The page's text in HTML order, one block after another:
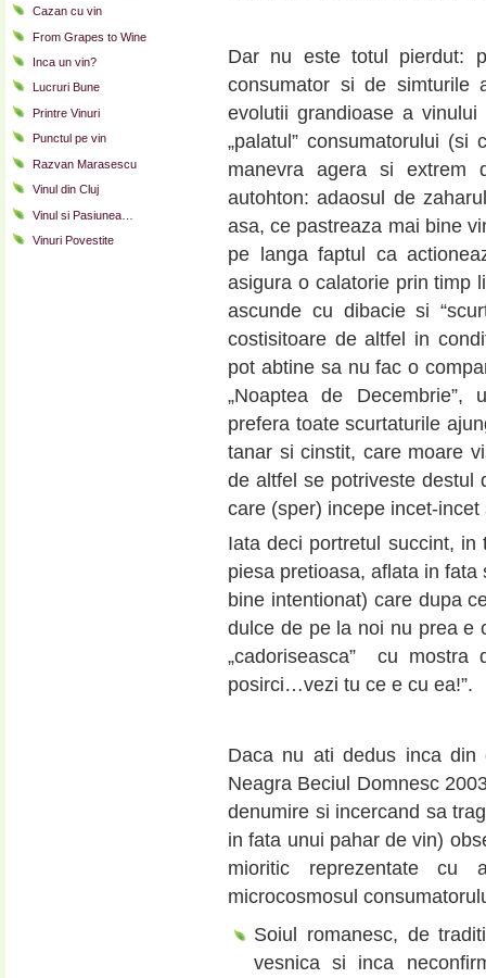
Cazan cu vin
From Grapes to Wine
Inca un vin?
Lucruri Bune
Printre Vinuri
Punctul pe vin
Razvan Marasescu
Vinul din Cluj
Vinul si Pasiunea…
Vinuri Povestite
Dar nu este totul pierdut:
consumator si de simturile
evolutii grandioase a
„palatul” consumatorului
manevra agera si extrem
autohton: adaosul de
asa, ce pastreaza mai bine
pe langa faptul ca
asigura o calatorie prin timp
ascunde cu dibacie si
costisitoare de altfel in
pot abtine sa nu fac o
„Noaptea de Decembrie”,
prefera toate scurtaturile
tanar si cinstit, care moare
de altfel se potriveste destul
care (sper) incepe incet-
Iata deci portretul succint,
piesa pretioasa, aflata in
bine intentionat) care dupa
dulce de pe la noi nu prea e
„cadoriseasca” cu
posirci…vezi tu ce e cu ea!”.
Daca nu ati dedus inca din
Neagra Beciul Domnesc
denumire si incercand sa
in fata unui pahar de vin)
mioritic reprezentate cu
microcosmosul
Soiul romanesc, de
vesnica si inca